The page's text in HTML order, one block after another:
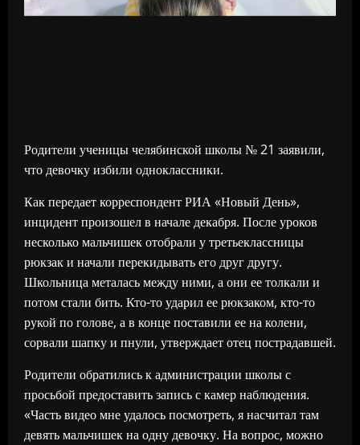
Родители ученицы челябинской школы № 21 заявили,
что девочку избили одноклассники.
Как передает корреспондент РИА «Новый День»,
инцидент произошел в начале декабря. После уроков
несколько мальчишек отобрали у третьеклассницы
рюкзак и начали перекидывать его друг другу.
Школьница металась между ними, а они ее толкали и
потом стали бить. Кто-то ударил ее рюкзаком, кто-то
рукой по голове, а в конце поставили ее на колени,
сорвали шапку и пнули, утверждает отец пострадавшей.
Родители обратились к администрации школы с
просьбой предоставить запись с камер наблюдения.
«Часть видео мне удалось посмотреть, я насчитал там
девять мальчишек на одну девочку. На вопрос, можно